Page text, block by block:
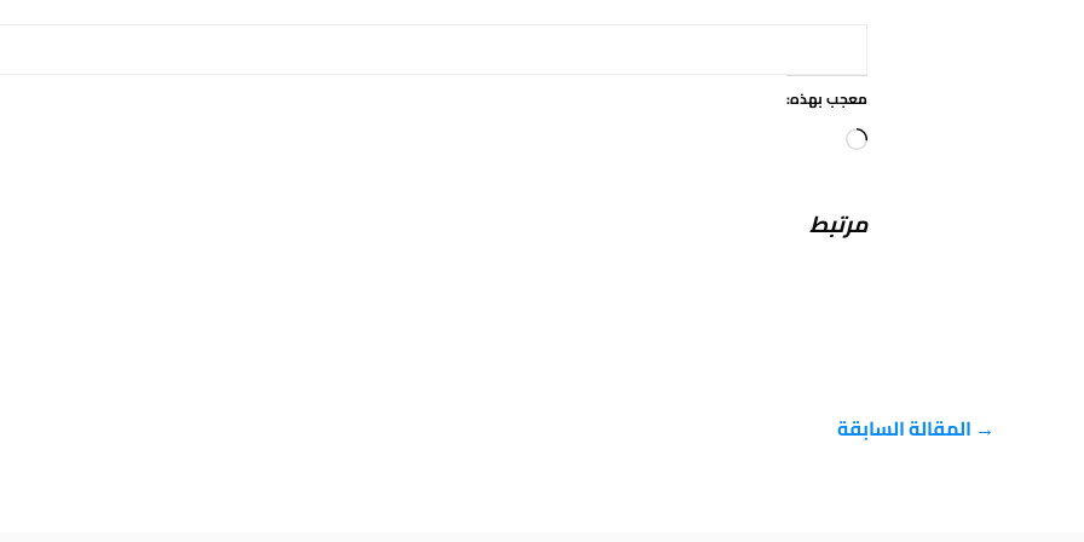
معجب بهذه:
جاري
مرتبط
→ المقالة السابقة